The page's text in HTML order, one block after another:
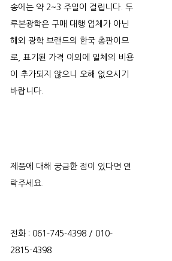
송에는 약 2~3 주일이 걸립니다. 두
루본광학은 구매 대행 업체가 아닌
해외 광학 브랜드의 한국 총판이므
로, 표기된 가격 이외에 일체의 비용
이 추가되지 않으니 오해 없으시기
바랍니다.
제품에 대해 궁금한 점이 있다면 연
락주세요.
전화 : 061-745-4398 / 010-
2815-4398